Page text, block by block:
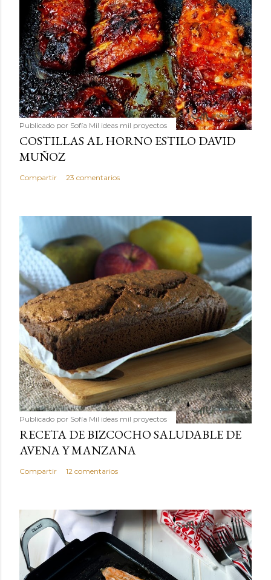
Publicado por Sofía Mil ideas mil proyectos
COSTILLAS AL HORNO ESTILO DAVID
MUÑOZ
Compartir 23 comentarios
Publicado por Sofía Mil ideas mil proyectos
RECETA DE BIZCOCHO SALUDABLE DE
AVENA Y MANZANA
Compartir 12 comentarios